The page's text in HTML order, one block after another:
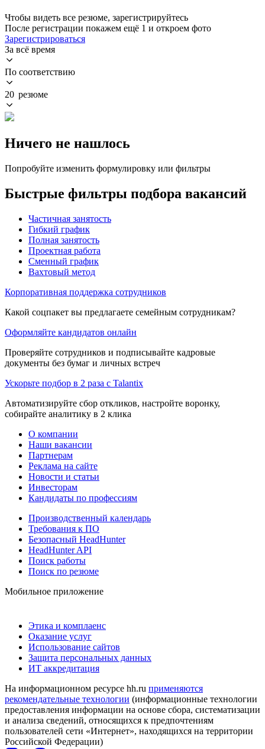
Чтобы видеть все резюме, зарегистрируйтесь
После регистрации покажем ещё 1 и откроем фото
Зарегистрироваться
За всё время
По соответствию
20 резюме
Ничего не нашлось
Попробуйте изменить формулировку или фильтры
Быстрые фильтры подбора вакансий
Частичная занятость
Гибкий график
Полная занятость
Проектная работа
Сменный график
Вахтовый метод
Корпоративная поддержка сотрудников
Какой соцпакет вы предлагаете семейным сотрудникам?
Оформляйте кандидатов онлайн
Проверяйте сотрудников и подписывайте кадровые
документы без бумаг и личных встреч
Ускорьте подбор в 2 раза с Talantix
Автоматизируйте сбор откликов, настройте воронку,
собирайте аналитику в 2 клика
О компании
Наши вакансии
Партнерам
Реклама на сайте
Новости и статьи
Инвесторам
Кандидаты по профессиям
Производственный календарь
Требования к ПО
Безопасный HeadHunter
HeadHunter API
Поиск работы
Поиск по резюме
Мобильное приложение
Этика и комплаенс
Оказание услуг
Использование сайтов
Защита персональных данных
ИТ аккредитация
На информационном ресурсе hh.ru применяются
рекомендательные технологии (информационные технологии
предоставления информации на основе сбора, систематизации
и анализа сведений, относящихся к предпочтениям
пользователей сети «Интернет», находящихся на территории
Российской Федерации)